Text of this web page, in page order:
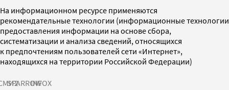
На информационном ресурсе применяются
рекомендательные технологии (информационные технологии
предоставления информации на основе сбора,
систематизации и анализа сведений, относящихся
к предпочтениям пользователей сети «Интернет»,
находящихся на территории Российской Федерации)
SPARROWINFOX